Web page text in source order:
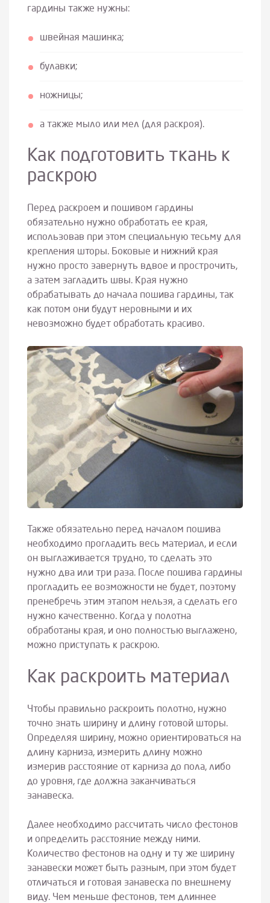
гардины также нужны:
швейная машинка;
булавки;
ножницы;
а также мыло или мел (для раскроя).
Как подготовить ткань к
раскрою
Перед раскроем и пошивом гардины
обязательно нужно обработать ее края,
использовав при этом специальную тесьму для
крепления шторы. Боковые и нижний края
нужно просто завернуть вдвое и прострочить,
а затем загладить швы. Края нужно
обрабатывать до начала пошива гардины, так
как потом они будут неровными и их
невозможно будет обработать красиво.
Также обязательно перед началом пошива
необходимо прогладить весь материал, и если
он выглаживается трудно, то сделать это
нужно два или три раза. После пошива гардины
прогладить ее возможности не будет, поэтому
пренебречь этим этапом нельзя, а сделать его
нужно качественно. Когда у полотна
обработаны края, и оно полностью выглажено,
можно приступать к раскрою.
Как раскроить материал
Чтобы правильно раскроить полотно, нужно
точно знать ширину и длину готовой шторы.
Определяя ширину, можно ориентироваться на
длину карниза, измерить длину можно
измерив расстояние от карниза до пола, либо
до уровня, где должна заканчиваться
занавеска.
Далее необходимо рассчитать число фестонов
и определить расстояние между ними.
Количество фестонов на одну и ту же ширину
занавески может быть разным, при этом будет
отличаться и готовая занавеска по внешнему
виду. Чем меньше фестонов, тем длиннее